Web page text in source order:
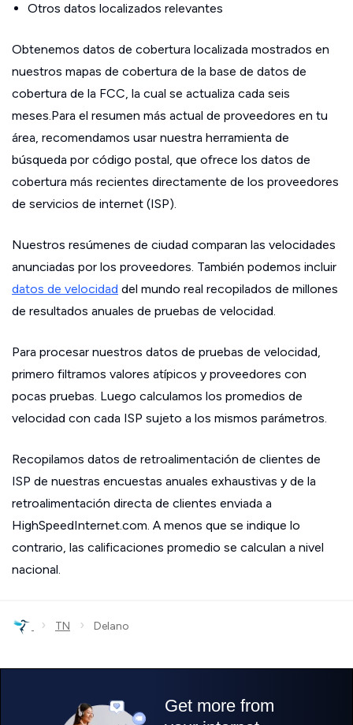
Otros datos localizados relevantes
Obtenemos datos de cobertura localizada mostrados en
nuestros mapas de cobertura de la base de datos de
cobertura de la FCC, la cual se actualiza cada seis
meses.Para el resumen más actual de proveedores en tu
área, recomendamos usar nuestra herramienta de
búsqueda por código postal, que ofrece los datos de
cobertura más recientes directamente de los proveedores
de servicios de internet (ISP).
Nuestros resúmenes de ciudad comparan las velocidades
anunciadas por los proveedores. También podemos incluir
datos de velocidad del mundo real recopilados de millones
de resultados anuales de pruebas de velocidad.
Para procesar nuestros datos de pruebas de velocidad,
primero filtramos valores atípicos y proveedores con
pocas pruebas. Luego calculamos los promedios de
velocidad con cada ISP sujeto a los mismos parámetros.
Recopilamos datos de retroalimentación de clientes de
ISP de nuestras encuestas anuales exhaustivas y de la
retroalimentación directa de clientes enviada a
HighSpeedInternet.com. A menos que se indique lo
contrario, las calificaciones promedio se calculan a nivel
nacional.
› TN › Delano